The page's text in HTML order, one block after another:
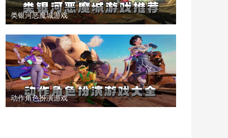
类银河恶魔城游戏
动作角色扮演游戏